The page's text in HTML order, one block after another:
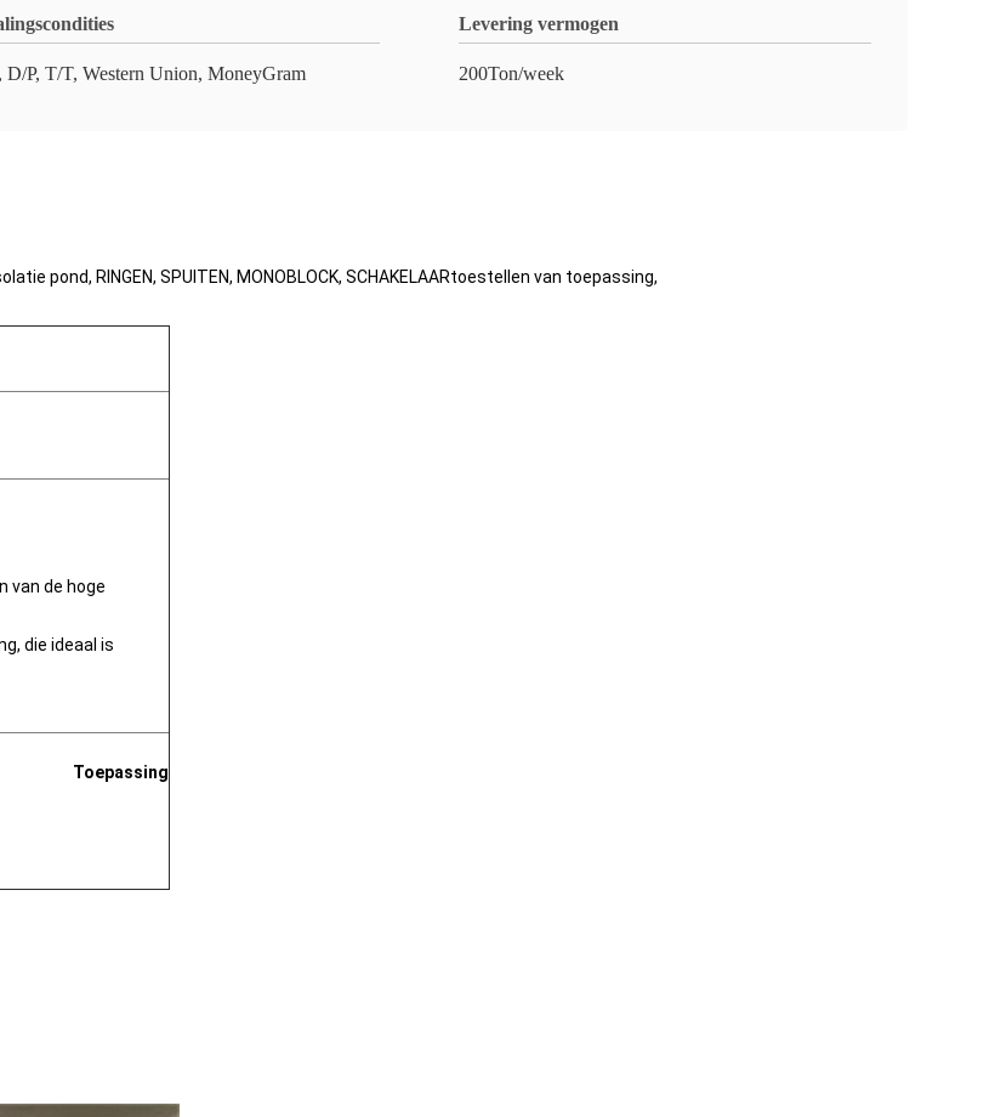
D/P, T/T, Western Union, MoneyGram
Levering vermogen
200Ton/week
pond, RINGEN, SPUITEN, MONOBLOCK, SCHAKELAARtoestellen van toepassing,
van de hoge
die ideaal is
Toepassing